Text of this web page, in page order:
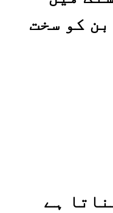
کو سخت
ہے